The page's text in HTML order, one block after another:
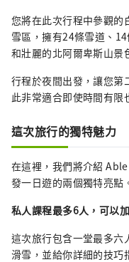
您將在此次行程中參觀的
雪區，擁有24條雪道、
和壯麗的北阿爾卑斯山景
行程於夜間出發，讓您第
此非常適合即使時間有限
這次旅行的獨特魅力
在這裡，我們將介紹
發一日遊的兩個獨特亮點
私人課程最多6人，可以
這次旅行包含一堂最多六
滑雪，並給你詳細的技巧